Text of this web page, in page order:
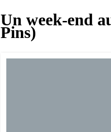
Un week-end
Pins)